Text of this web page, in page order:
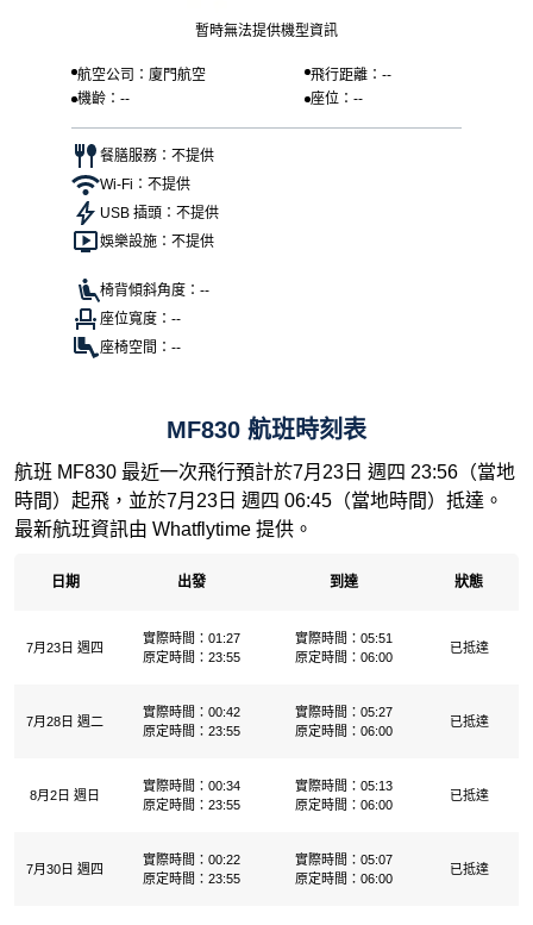
暫時無法提供機型資訊
航空公司：廈門航空
飛行距離：--
機齡：--
座位：--
餐膳服務：不提供
Wi-Fi：不提供
USB 插頭：不提供
娛樂設施：不提供
椅背傾斜角度：--
座位寬度：--
座椅空間：--
MF830 航班時刻表
航班 MF830 最近一次飛行預計於7月23日 週四 23:56（當地
時間）起飛，並於7月23日 週四 06:45（當地時間）抵達。
最新航班資訊由 Whatflytime 提供。
日期 出發 到達 狀態
7月23日 週四
實際時間：01:27
原定時間：23:55
實際時間：05:51
原定時間：06:00
已抵達
7月28日 週二
實際時間：00:42
原定時間：23:55
實際時間：05:27
原定時間：06:00
已抵達
8月2日 週日
實際時間：00:34
原定時間：23:55
實際時間：05:13
原定時間：06:00
已抵達
7月30日 週四
實際時間：00:22
原定時間：23:55
實際時間：05:07
原定時間：06:00
已抵達